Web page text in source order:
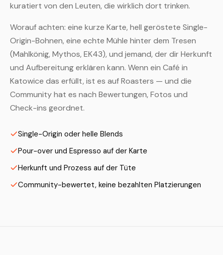
kuratiert von den Leuten, die wirklich dort trinken.
Worauf achten: eine kurze Karte, hell geröstete Single-
Origin-Bohnen, eine echte Mühle hinter dem Tresen
(Mahlkönig, Mythos, EK43), und jemand, der dir Herkunft
und Aufbereitung erklären kann. Wenn ein Café in
Katowice das erfüllt, ist es auf Roasters — und die
Community hat es nach Bewertungen, Fotos und
Check-ins geordnet.
Single-Origin oder helle Blends
Pour-over und Espresso auf der Karte
Herkunft und Prozess auf der Tüte
Community-bewertet, keine bezahlten Platzierungen